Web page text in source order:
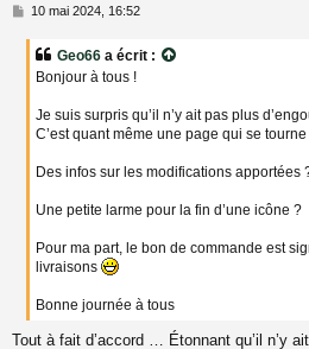
M10 mai 2024, 16:52
Geo66 a écrit :
Bonjour à tous !
Je suis surpris qu’il n’y ait pas plus
C’est quant même une page qui se
Des infos sur les modifications
Une petite larme pour la fin d’une icône ?
Pour ma part, le bon de commande est
livraisons
Bonne journée à tous
Tout à fait d’accord … Étonnant qu’il n’y